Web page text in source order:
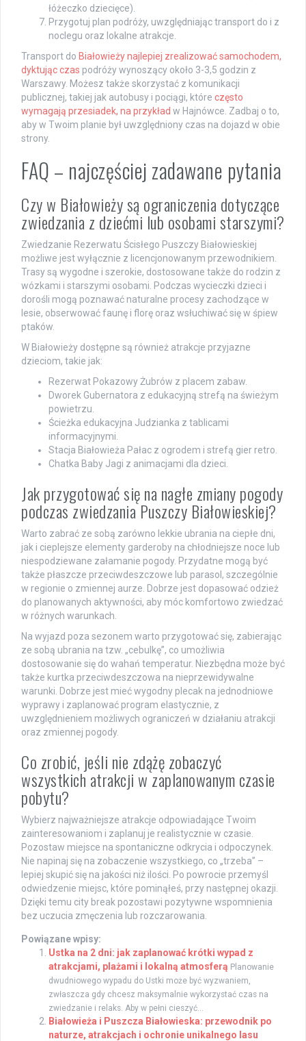
łóżeczko dziecięce).
Przygotuj plan podróży, uwzględniając transport do i z
noclegu oraz lokalne atrakcje.
Transport do Białowieży najlepiej zrealizować samochodem,
dyktując czas podróży wynoszący około 3-3,5 godzin z
Warszawy. Możesz także skorzystać z komunikacji
publicznej, takiej jak autobusy i pociągi, które często
wymagają przesiadek, na przykład w Hajnówce. Zadbaj o to,
aby w Twoim planie był uwzględniony czas na dojazd w obie
strony.
FAQ – najczęściej zadawane pytania
Czy w Białowieży są ograniczenia dotyczące
zwiedzania z dziećmi lub osobami starszymi?
Zwiedzanie Rezerwatu Ścisłego Puszczy Białowieskiej
możliwe jest wyłącznie z licencjonowanym przewodnikiem.
Trasy są wygodne i szerokie, dostosowane także do rodzin z
wózkami i starszymi osobami. Podczas wycieczki dzieci i
dorośli mogą poznawać naturalne procesy zachodzące w
lesie, obserwować faunę i florę oraz wsłuchiwać się w śpiew
ptaków.
W Białowieży dostępne są również atrakcje przyjazne
dzieciom, takie jak:
Rezerwat Pokazowy Żubrów z placem zabaw.
Dworek Gubernatora z edukacyjną strefą na świeżym
powietrzu.
Ścieżka edukacyjna Judzianka z tablicami
informacyjnymi.
Stacja Białowieża Pałac z ogrodem i strefą gier retro.
Chatka Baby Jagi z animacjami dla dzieci.
Jak przygotować się na nagłe zmiany pogody
podczas zwiedzania Puszczy Białowieskiej?
Warto zabrać ze sobą zarówno lekkie ubrania na ciepłe dni,
jak i cieplejsze elementy garderoby na chłodniejsze noce lub
niespodziewane załamanie pogody. Przydatne mogą być
także płaszcze przeciwdeszczowe lub parasol, szczególnie
w regionie o zmiennej aurze. Dobrze jest dopasować odzież
do planowanych aktywności, aby móc komfortowo zwiedzać
w różnych warunkach.
Na wyjazd poza sezonem warto przygotować się, zabierając
ze sobą ubrania na tzw. „cebulkę”, co umożliwia
dostosowanie się do wahań temperatur. Niezbędna może być
także kurtka przeciwdeszczowa na nieprzewidywalne
warunki. Dobrze jest mieć wygodny plecak na jednodniowe
wyprawy i zaplanować program elastycznie, z
uwzględnieniem możliwych ograniczeń w działaniu atrakcji
oraz zmiennej pogody.
Co zrobić, jeśli nie zdążę zobaczyć
wszystkich atrakcji w zaplanowanym czasie
pobytu?
Wybierz najważniejsze atrakcje odpowiadające Twoim
zainteresowaniom i zaplanuj je realistycznie w czasie.
Pozostaw miejsce na spontaniczne odkrycia i odpoczynek.
Nie napinaj się na zobaczenie wszystkiego, co „trzeba” –
lepiej skupić się na jakości niż ilości. Po powrocie przemyśl
odwiedzenie miejsc, które pominąłeś, przy następnej okazji.
Dzięki temu city break pozostawi pozytywne wspomnienia
bez uczucia zmęczenia lub rozczarowania.
Powiązane wpisy:
Ustka na 2 dni: jak zaplanować krótki wypad z
atrakcjami, plażami i lokalną atmosferą Planowanie
dwudniowego wypadu do Ustki może być wyzwaniem,
zwłaszcza gdy chcesz maksymalnie wykorzystać czas na
zwiedzanie i relaks. Aby w pełni cieszyć...
Białowieża i Puszcza Białowieska: przewodnik po
naturze, atrakcjach i ochronie unikalnego lasu